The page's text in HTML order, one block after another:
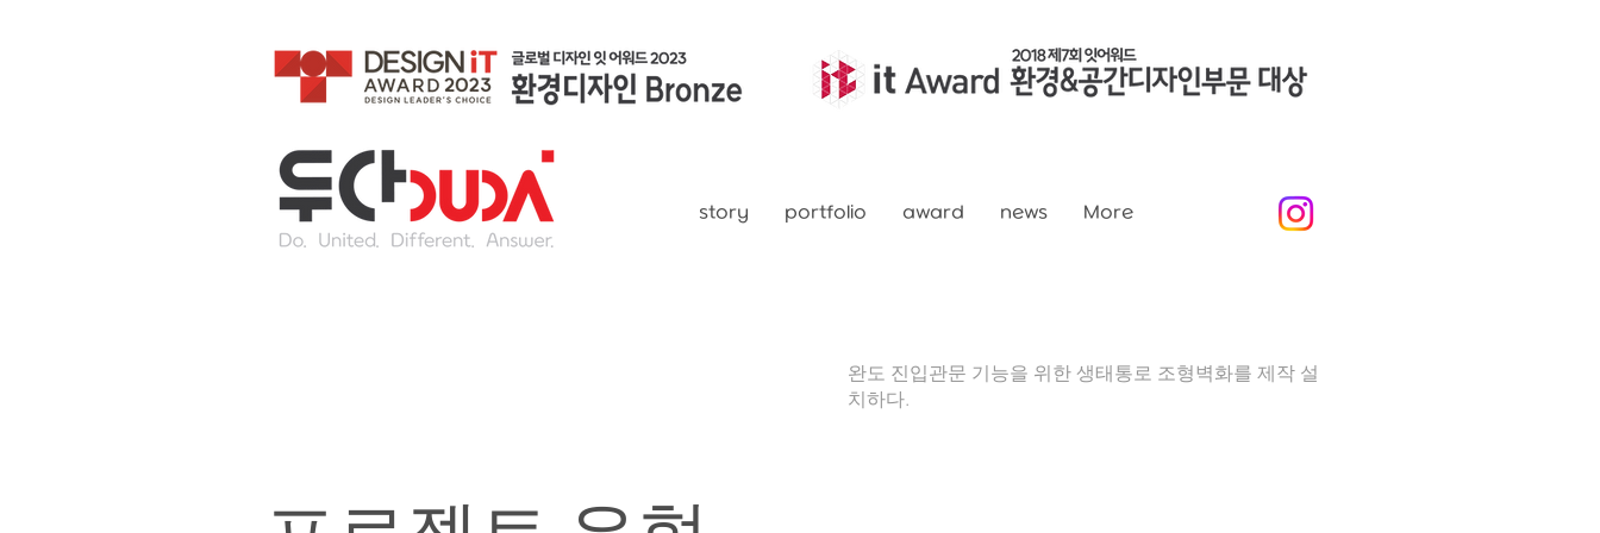
story portfolio award news More
완도 진입관문 기능을 위한 생태통로 조형벽화를 제작 설
치하다.